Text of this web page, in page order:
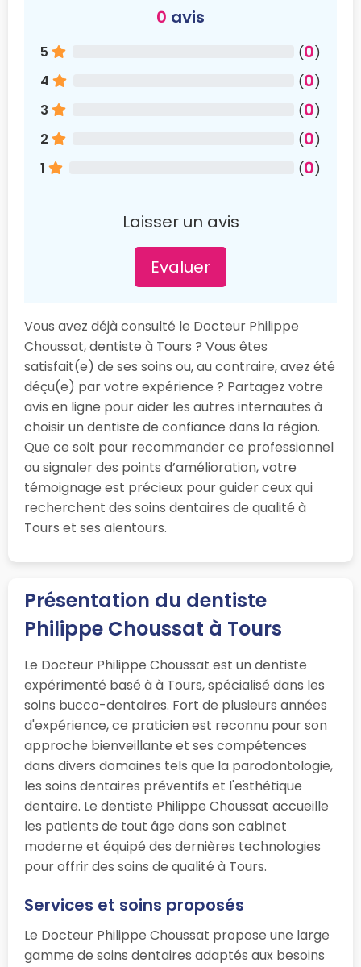
0 avis
5 (0)
4
(0)
3
(0)
2
(0)
1
(0)
Laisser un avis
Evaluer
Vous avez déjà consulté le Docteur Philippe
Choussat, dentiste à Tours ? Vous êtes
satisfait(e) de ses soins ou, au contraire, avez été
déçu(e) par votre expérience ? Partagez votre
avis en ligne pour aider les autres internautes à
choisir un dentiste de confiance dans la région.
Que ce soit pour recommander ce professionnel
ou signaler des points d’amélioration, votre
témoignage est précieux pour guider ceux qui
recherchent des soins dentaires de qualité à
Tours et ses alentours.
Présentation du dentiste
Philippe Choussat à Tours
Le Docteur Philippe Choussat est un dentiste
expérimenté basé à à Tours, spécialisé dans les
soins bucco-dentaires. Fort de plusieurs années
d'expérience, ce praticien est reconnu pour son
approche bienveillante et ses compétences
dans divers domaines tels que la parodontologie,
les soins dentaires préventifs et l'esthétique
dentaire. Le dentiste Philippe Choussat accueille
les patients de tout âge dans son cabinet
moderne et équipé des dernières technologies
pour offrir des soins de qualité à Tours.
Services et soins proposés
Le Docteur Philippe Choussat propose une large
gamme de soins dentaires adaptés aux besoins